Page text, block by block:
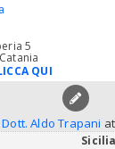
5
QUI
Dott. Aldo Trapani
Sicilia